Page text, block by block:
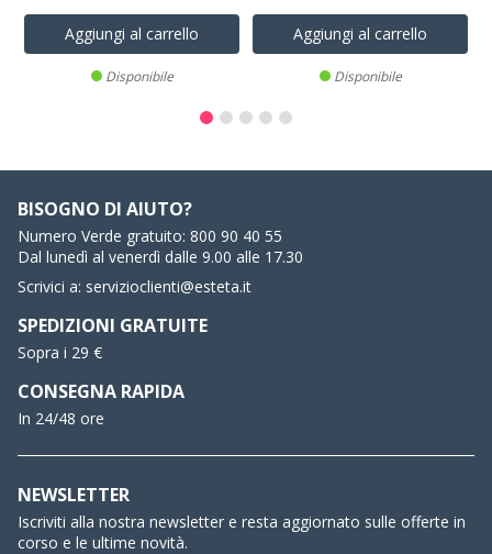
Aggiungi al carrello
Disponibile
Aggiungi al carrello
Disponibile
BISOGNO DI AIUTO?
Numero Verde gratuito: 800 90 40 55
Dal lunedì al venerdì dalle 9.00 alle 17.30
Scrivici a: servizioclienti@esteta.it
SPEDIZIONI GRATUITE
Sopra i 29 €
CONSEGNA RAPIDA
In 24/48 ore
NEWSLETTER
Iscriviti alla nostra newsletter e resta aggiornato sulle offerte in
corso e le ultime novità.